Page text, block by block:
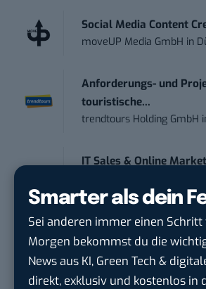
Smarter als dein
Sei anderen immer einen Schritt
Morgen bekommst du die
News aus KI, Green Tech &
direkt, exklusiv und kostenlos in
Social Media Content
moveUP Media GmbH in
Anforderungs- und
touristische...
trendtours Holding GmbH
IT Sales & Online
Instaffo GmbHin
Marketing Manager –
Marketing /...
Acura Fachklinik GmbH in